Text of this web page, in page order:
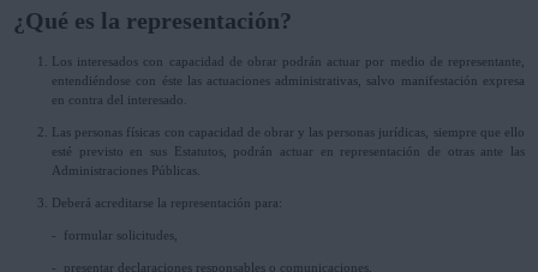
¿Qué es la representación?
Los interesados con capacidad de obrar podrán actuar por medio de representante,
entendiéndose con éste las actuaciones administrativas, salvo manifestación expresa
en contra del interesado.
Las personas físicas con capacidad de obrar y las personas jurídicas, siempre que ello
esté previsto en sus Estatutos, podrán actuar en representación de otras ante las
Administraciones Públicas.
Deberá acreditarse la representación para:
- formular solicitudes,
- presentar declaraciones responsables o comunicaciones,